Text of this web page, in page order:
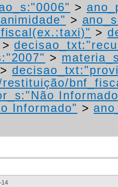
>
>
>
>
>
>
Informado" >
14